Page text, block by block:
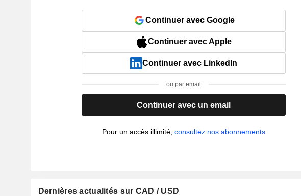
Continuer avec Google
Continuer avec Apple
Continuer avec LinkedIn
ou par email
Continuer avec un email
Pour un accès illimité,consultez nos abonnements
Dernières actualités sur CAD / USD